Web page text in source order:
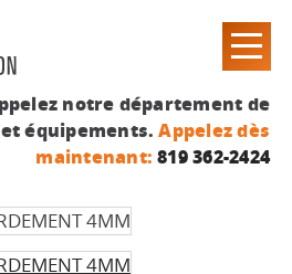
notre département de
équipements.Appelez dès
maintenant: 819 362-2424